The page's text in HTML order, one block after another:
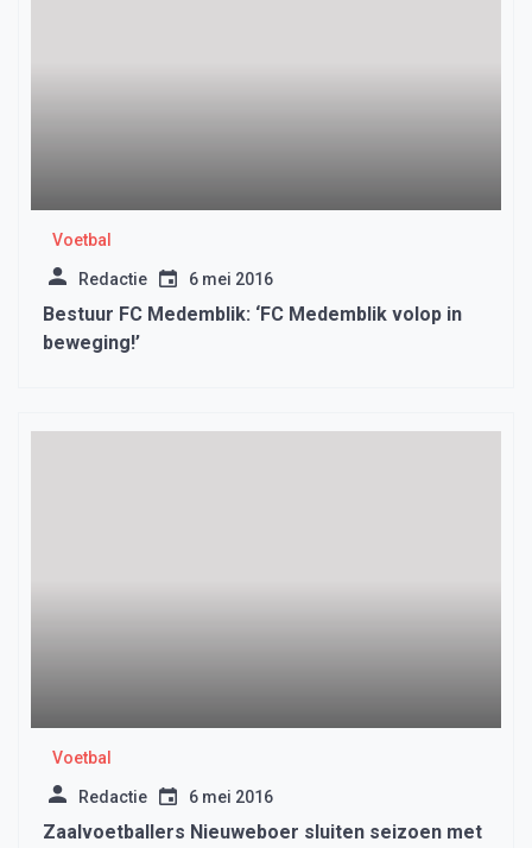
Voetbal
Redactie 6 mei 2016
Bestuur FC Medemblik: ‘FC Medemblik volop in
beweging!’
Voetbal
Redactie 6 mei 2016
Zaalvoetballers Nieuweboer sluiten seizoen met